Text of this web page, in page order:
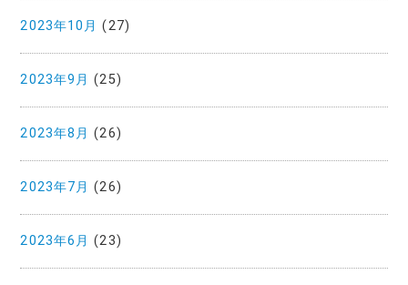
2023年10月 (27)
2023年9月 (25)
2023年8月 (26)
2023年7月 (26)
2023年6月 (23)